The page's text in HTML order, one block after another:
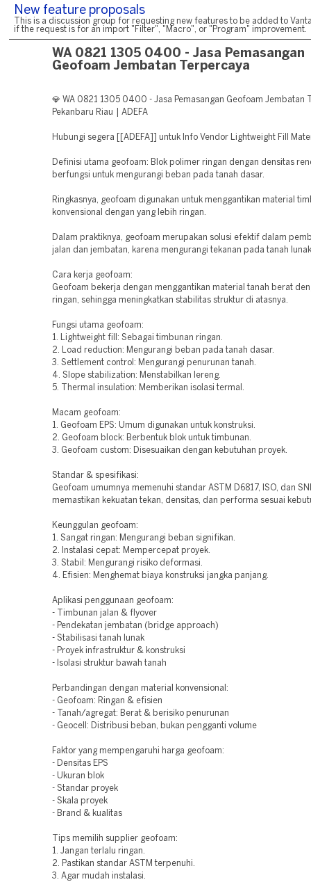
New feature proposals
This is a discussion group for requesting new features to be added to
if the request is for an import "Filter", "Macro", or "Program" improvement.
WA 0821 1305 0400 - Jasa Pemasangan
Geofoam Jembatan Terpercaya
💎 WA 0821 1305 0400 - Jasa Pemasangan Geofoam Jembatan
Pekanbaru Riau | ADEFA
Hubungi segera [[ADEFA]] untuk Info Vendor Lightweight Fill
Definisi utama geofoam: Blok polimer ringan dengan densitas
berfungsi untuk mengurangi beban pada tanah dasar.
Ringkasnya, geofoam digunakan untuk menggantikan material
konvensional dengan yang lebih ringan.
Dalam praktiknya, geofoam merupakan solusi efektif dalam
jalan dan jembatan, karena mengurangi tekanan pada tanah
Cara kerja geofoam:
Geofoam bekerja dengan menggantikan material tanah berat
ringan, sehingga meningkatkan stabilitas struktur di atasnya.
Fungsi utama geofoam:
1. Lightweight fill: Sebagai timbunan ringan.
2. Load reduction: Mengurangi beban pada tanah dasar.
3. Settlement control: Mengurangi penurunan tanah.
4. Slope stabilization: Menstabilkan lereng.
5. Thermal insulation: Memberikan isolasi termal.
Macam geofoam:
1. Geofoam EPS: Umum digunakan untuk konstruksi.
2. Geofoam block: Berbentuk blok untuk timbunan.
3. Geofoam custom: Disesuaikan dengan kebutuhan proyek.
Standar & spesifikasi:
Geofoam umumnya memenuhi standar ASTM D6817, ISO, dan
memastikan kekuatan tekan, densitas, dan performa sesuai
Keunggulan geofoam:
1. Sangat ringan: Mengurangi beban signifikan.
2. Instalasi cepat: Mempercepat proyek.
3. Stabil: Mengurangi risiko deformasi.
4. Efisien: Menghemat biaya konstruksi jangka panjang.
Aplikasi penggunaan geofoam:
- Timbunan jalan & flyover
- Pendekatan jembatan (bridge approach)
- Stabilisasi tanah lunak
- Proyek infrastruktur & konstruksi
- Isolasi struktur bawah tanah
Perbandingan dengan material konvensional:
- Geofoam: Ringan & efisien
- Tanah/agregat: Berat & berisiko penurunan
- Geocell: Distribusi beban, bukan pengganti volume
Faktor yang mempengaruhi harga geofoam:
- Densitas EPS
- Ukuran blok
- Standar proyek
- Skala proyek
- Brand & kualitas
Tips memilih supplier geofoam:
1. Jangan terlalu ringan.
2. Pastikan standar ASTM terpenuhi.
3. Agar mudah instalasi.